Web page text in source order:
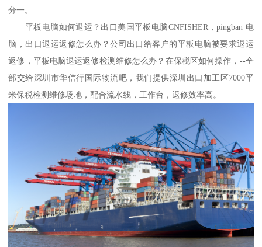
分一。
平板电脑如何退运？出口美国平板电脑CNFISHER，pingban 电
脑，出口退运返修怎么办？公司出口给客户的平板电脑被要求退运
返修，平板电脑退运返修检测维修怎么办？在保税区如何操作，--全
部交给深圳市华信行国际物流吧，我们提供深圳出口加工区7000平
米保税检测维修场地，配合流水线，工作台，返修效率高。